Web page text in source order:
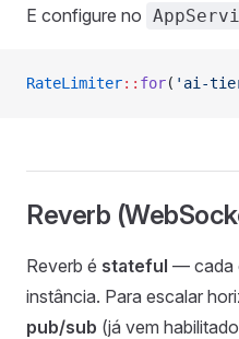
E configure no
RateLimiter:: for( 'ai-
Reverb
Reverb é stateful — cada
instância. Para escalar
pub/sub (já vem